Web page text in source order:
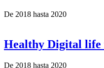
De 2018 hasta 2020
Healthy Digital life
De 2018 hasta 2020